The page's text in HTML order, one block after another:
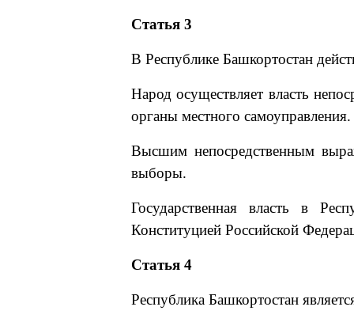
Статья 3
В Республике Башкортостан
Народ осуществляет власть
органы местного самоуправления.
Высшим непосредственным
выборы.
Государственная власть в
Конституцией Российской
Статья 4
Республика Башкортостан